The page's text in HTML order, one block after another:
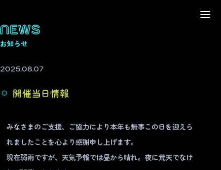
NEWS
お知らせ
2025.08.07
開催当日情報
みなさまのご支援、ご協力により本年も無事この日を迎えら
れましたことを心より感謝申し上げます。
現在弱雨ですが、天気予報では昼から晴れ。夜に荒天でなけ